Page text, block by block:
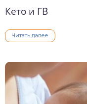
Кето и ГВ
Читать далее